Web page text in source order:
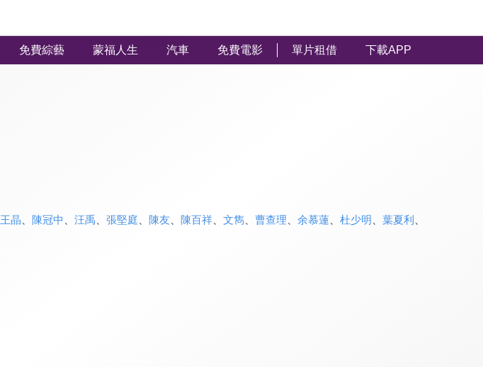
免費綜藝 蒙福人生 汽車 免費電影 單片租借 下載APP
王晶 陳冠中 汪禹 張堅庭 陳友 陳百祥、 文雋、 曹查理 余慕蓮、 杜少明 葉夏利